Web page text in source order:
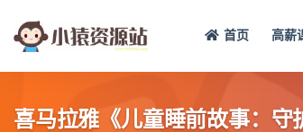
首页 高薪
喜马拉雅《儿童睡前故事：守